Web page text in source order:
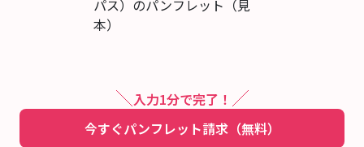
入力1分で完了！
今すぐパンフレット請求（無料）